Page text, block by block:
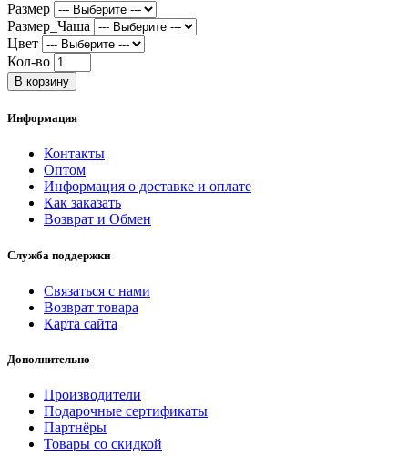
Размер
Размер_Чаша
Цвет
Кол-во
В корзину
Информация
Контакты
Оптом
Информация о доставке и оплате
Как заказать
Возврат и Обмен
Служба поддержки
Связаться с нами
Возврат товара
Карта сайта
Дополнительно
Производители
Подарочные сертификаты
Партнёры
Товары со скидкой